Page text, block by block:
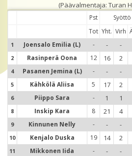
(Päävalmentaja: Turan
Pst Syöttö
Tot Yht. Virh
1 Joensalo Emilia (L) - - -
2 Rasinperä Oona 12 16 2
4 Pasanen Jemina (L) - - -
5 Kähkölä Aliisa 5 17 2
6 Piippo Sara - 1 1
8 Inskip Kara 8 21 4
9 Kinnunen Nelly - - -
10 Kenjalo Duska 19 14 2
11 Mikkonen Iida - - -